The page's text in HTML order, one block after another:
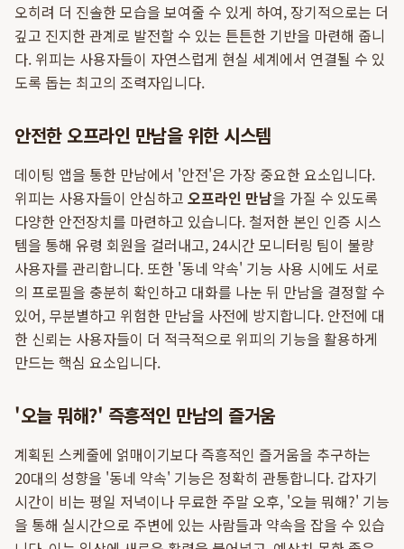
오히려 더 진솔한 모습을 보여줄 수 있게 하여, 장기적으로는 더
깊고 진지한 관계로 발전할 수 있는 튼튼한 기반을 마련해 줍니
다. 위피는 사용자들이 자연스럽게 현실 세계에서 연결될 수 있
도록 돕는 최고의 조력자입니다.
안전한 오프라인 만남을 위한 시스템
데이팅 앱을 통한 만남에서 '안전'은 가장 중요한 요소입니다.
위피는 사용자들이 안심하고 오프라인 만남을 가질 수 있도록
다양한 안전장치를 마련하고 있습니다. 철저한 본인 인증 시스
템을 통해 유령 회원을 걸러내고, 24시간 모니터링 팀이 불량
사용자를 관리합니다. 또한 '동네 약속' 기능 사용 시에도 서로
의 프로필을 충분히 확인하고 대화를 나눈 뒤 만남을 결정할 수
있어, 무분별하고 위험한 만남을 사전에 방지합니다. 안전에 대
한 신뢰는 사용자들이 더 적극적으로 위피의 기능을 활용하게
만드는 핵심 요소입니다.
'오늘 뭐해?' 즉흥적인 만남의 즐거움
계획된 스케줄에 얽매이기보다 즉흥적인 즐거움을 추구하는
20대의 성향을 '동네 약속' 기능은 정확히 관통합니다. 갑자기
시간이 비는 평일 저녁이나 무료한 주말 오후, '오늘 뭐해?' 기능
을 통해 실시간으로 주변에 있는 사람들과 약속을 잡을 수 있습